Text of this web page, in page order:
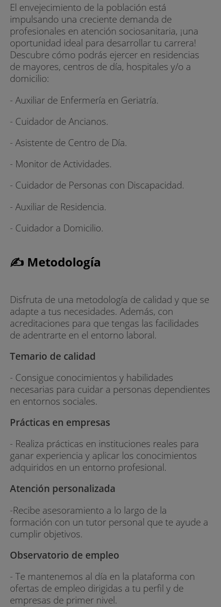
El envejecimiento de la población está
impulsando una creciente demanda de
profesionales en atención sociosanitaria, ¡una
oportunidad ideal para desarrollar tu carrera!
Descubre cómo podrás ejercer en residencias
de mayores, centros de día, hospitales y/o a
domicilio:
- Auxiliar de Enfermería en Geriatría.
- Cuidador de Ancianos.
- Asistente de Centro de Día.
- Monitor de Actividades.
- Cuidador de Personas con Discapacidad.
- Auxiliar de Residencia.
- Cuidador a Domicilio.
✍ Metodología
Disfruta de una metodología de calidad y que se
adapte a tus necesidades. Además, con
acreditaciones para que tengas las facilidades
de adentrarte en el entorno laboral.
Temario de calidad
- Consigue conocimientos y habilidades
necesarias para cuidar a personas dependientes
en entornos sociales.
Prácticas en empresas
- Realiza prácticas en instituciones reales para
ganar experiencia y aplicar los conocimientos
adquiridos en un entorno profesional.
Atención personalizada
-Recibe asesoramiento a lo largo de la
formación con un tutor personal que te ayude a
cumplir objetivos.
Observatorio de empleo
- Te mantenemos al día en la plataforma con
ofertas de empleo dirigidas a tu perfil y de
empresas de primer nivel.